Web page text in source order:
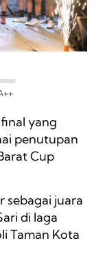
yang
penutupan
Cup
sebagai juara
di laga
Taman Kota